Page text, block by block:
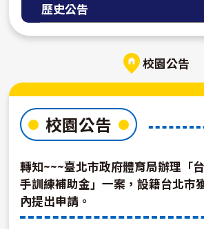
歷史公告
校園公告
校園公告
轉知~~~臺北市政府體育局辦理「
手訓練補助金」一案，設籍台北市
內提出申請。